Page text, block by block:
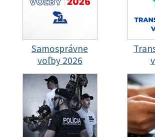
Samosprávne
voľby 2026